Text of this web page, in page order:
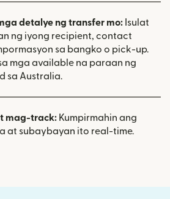
detalye ng transfer mo: Isulat
ng iyong recipient, contact
sa bangko o pick-up.
mga available na paraan ng
sa Australia.
mag-track: Kumpirmahin ang
at subaybayan ito real-time.